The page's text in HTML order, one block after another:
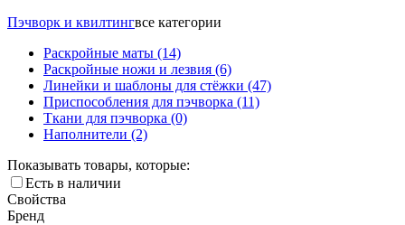
Пэчворк и квилтингвсе категории
Раскройные маты (14)
Раскройные ножи и лезвия (6)
Линейки и шаблоны для стёжки (47)
Приспособления для пэчворка (11)
Ткани для пэчворка (0)
Наполнители (2)
Показывать товары, которые:
Есть в наличии
Свойства
Бренд